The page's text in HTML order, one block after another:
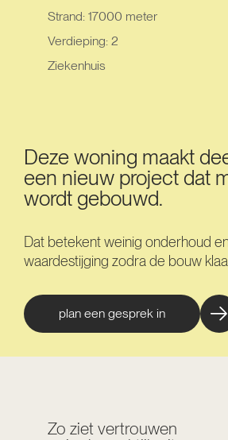
Strand: 17000 meter
Verdieping: 2
Ziekenhuis
Deze woning maakt
een nieuw project dat
wordt gebouwd.
Dat betekent weinig onderhoud
waardestijging zodra de bouw
plan een gesprek in
Zo ziet vertrouwen